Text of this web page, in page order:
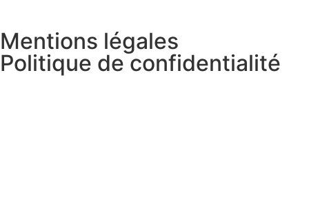
Mentions légales
Politique de confidentialité